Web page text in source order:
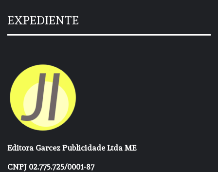
EXPEDIENTE
Editora Garcez Publicidade Ltda ME
CNPJ 02.775.725/0001-87